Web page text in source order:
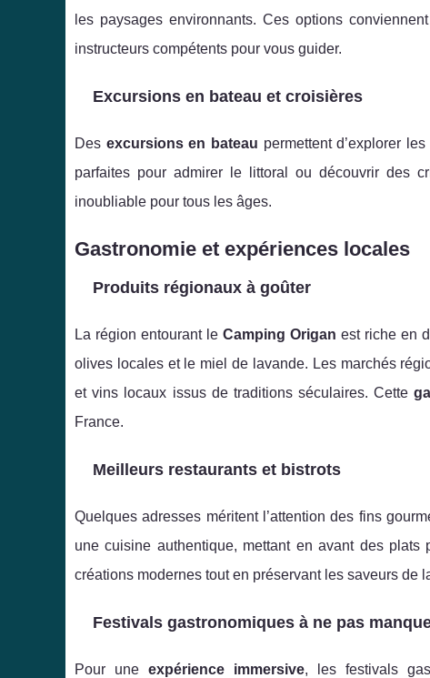
les paysages environnants. Ces options
instructeurs compétents pour vous guider.
Excursions en bateau et croisières
Des excursions en bateau permettent d’explorer
parfaites pour admirer le littoral ou découvrir des
inoubliable pour tous les âges.
Gastronomie et expériences locales
Produits régionaux à goûter
La région entourant le Camping Origan est riche en
olives locales et le miel de lavande. Les marchés
et vins locaux issus de traditions séculaires. Cette
France.
Meilleurs restaurants et bistrots
Quelques adresses méritent l’attention des fins
une cuisine authentique, mettant en avant des plats
créations modernes tout en préservant les saveurs de
Festivals gastronomiques à ne pas
Pour une expérience immersive, les festivals